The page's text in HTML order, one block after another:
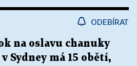
ODEBÍRAT
na oslavu chanuky
Sydney má 15 obětí,